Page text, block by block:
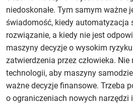
niedoskonałe. Tym samym ważne
świadomość, kiedy automatyzacja
rozwiązanie, a kiedy nie jest
maszyny decyzje o wysokim
zatwierdzenia przez człowieka.
technologii, aby maszyny
ważne decyzje finansowe. Trzeba
o ograniczeniach nowych narzędzi